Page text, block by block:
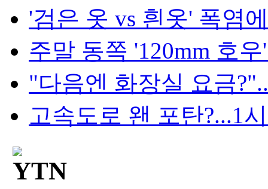
'검은 옷 vs 흰옷' 폭염
주말 동쪽 '120mm 호
"다음엔 화장실 요금
고속도로 왠 포탄?...1